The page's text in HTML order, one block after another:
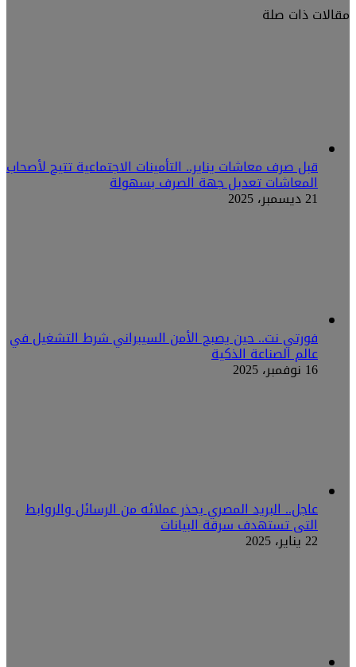
مقالات ذات صلة
قبل صرف معاشات يناير.. التأمينات الاجتماعية تتيح لأصحاب
المعاشات تعديل جهة الصرف بسهولة
21 ديسمبر، 2025
فورتي نت.. حين يصبح الأمن السيبراني شرط التشغيل في
عالم الصناعة الذكية
16 نوفمبر، 2025
عاجل.. البريد المصري يحذر عملائه من الرسائل والروابط
التى تستهدف سرقة البيانات
22 يناير، 2025